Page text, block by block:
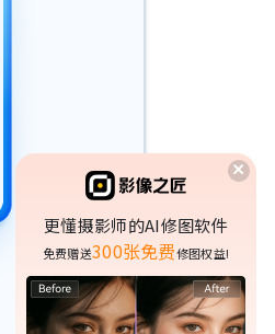
更懂摄影师的AI修图软件
免费赠送300张免费修图权益!